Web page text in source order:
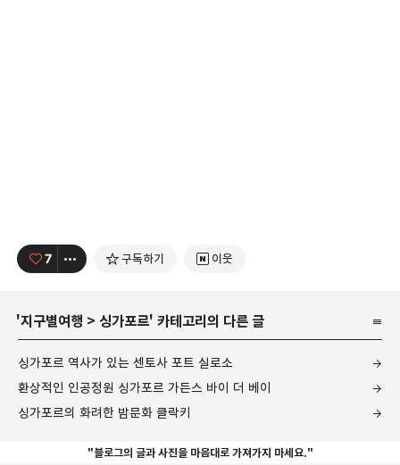
7 구독하기 이웃
'지구별여행 > 싱가포르' 카테고리의 다른 글
싱가포르 역사가 있는 센토사 포트 실로소
환상적인 인공정원 싱가포르 가든스 바이 더 베이
싱가포르의 화려한 밤문화 클락키
"블로그의 글과 사진을 마음대로 가져가지 마세요."